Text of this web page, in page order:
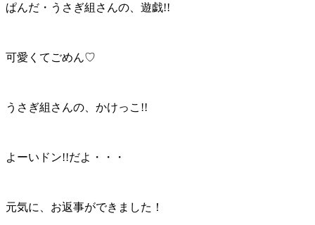
ぱんだ・うさぎ組さんの、遊戯!!
可愛くてごめん♡
うさぎ組さんの、かけっこ!!
よーいドン!!だよ・・・
元気に、お返事ができました！